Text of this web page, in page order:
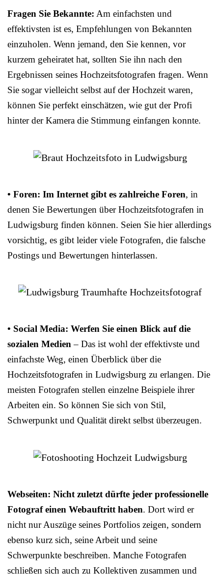
Fragen Sie Bekannte: Am einfachsten und
effektivsten ist es, Empfehlungen von Bekannten
einzuholen. Wenn jemand, den Sie kennen, vor
kurzem geheiratet hat, sollten Sie ihn nach den
Ergebnissen seines Hochzeitsfotografen fragen. Wenn
Sie sogar vielleicht selbst auf der Hochzeit waren,
können Sie perfekt einschätzen, wie gut der Profi
hinter der Kamera die Stimmung einfangen konnte.
• Foren: Im Internet gibt es zahlreiche Foren, in
denen Sie Bewertungen über Hochzeitsfotografen in
Ludwigsburg finden können. Seien Sie hier allerdings
vorsichtig, es gibt leider viele Fotografen, die falsche
Postings und Bewertungen hinterlassen.
• Social Media: Werfen Sie einen Blick auf die
sozialen Medien– Das ist wohl der effektivste und
einfachste Weg, einen Überblick über die
Hochzeitsfotografen in Ludwigsburg zu erlangen. Die
meisten Fotografen stellen einzelne Beispiele ihrer
Arbeiten ein. So können Sie sich von Stil,
Schwerpunkt und Qualität direkt selbst überzeugen.
Webseiten: Nicht zuletzt dürfte jeder professionelle
Fotograf einen Webauftritt haben. Dort wird er
nicht nur Auszüge seines Portfolios zeigen, sondern
ebenso kurz sich, seine Arbeit und seine
Schwerpunkte beschreiben. Manche Fotografen
schließen sich auch zu Kollektiven zusammen und